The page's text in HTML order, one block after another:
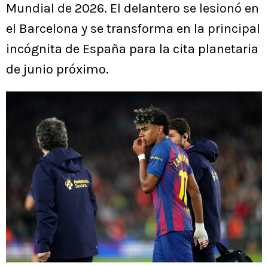
Mundial de 2026. El delantero se lesionó en
el Barcelona y se transforma en la principal
incógnita de España para la cita planetaria
de junio próximo.